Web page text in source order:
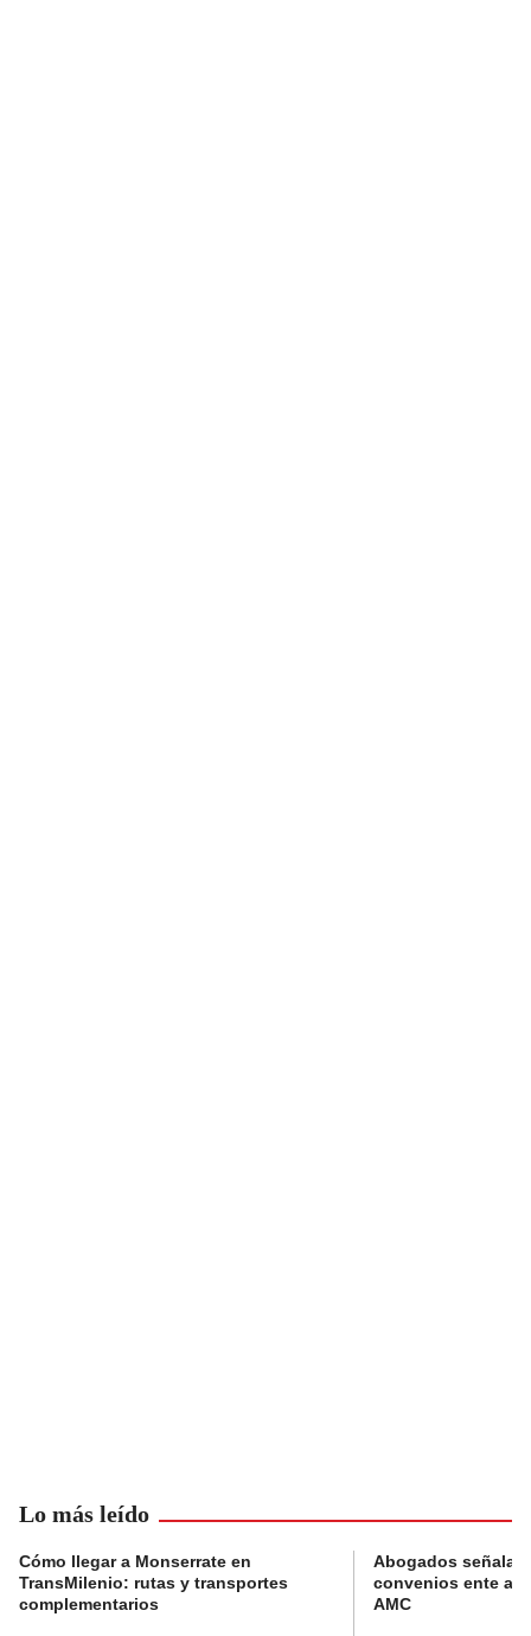
Lo más leído
Cómo llegar a Monserrate en
TransMilenio: rutas y transportes
complementarios
Abogados
convenios ente
AMC